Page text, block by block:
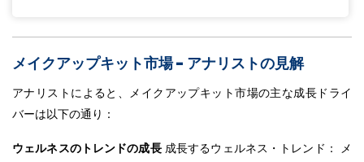
メイクアップキット市場 - アナリストの見解
アナリストによると、メイクアップキット市場の主な成長ドライ
バーは以下の通り：
ウェルネスのトレンドの成長成長するウェルネス・トレンド： メ